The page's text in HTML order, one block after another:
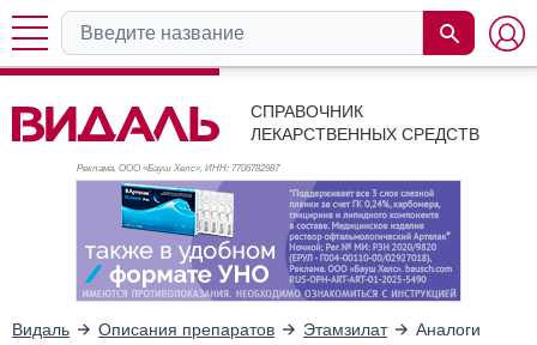
СПРАВОЧНИК
ЛЕКАРСТВЕННЫХ СРЕДСТВ
Реклама. ООО «Бауш Хелс», ИНН: 7706782987
Видаль Описания препаратов Этамзилат Аналоги